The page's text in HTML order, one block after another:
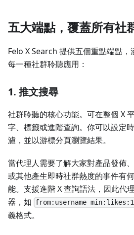
五大端點，覆蓋所有社
Felo X Search 提供五個重點端點
每一種社群聆聽應用：
1. 推文搜尋
社群聆聽的核心功能。可在整個 X
字、標籤或進階查詢。你可以設定
濾，並以游標分頁瀏覽結果。
當代理人需要了解大家對產品發佈
或其他產生即時社群熱度的事件有
能。支援進階 X 查詢語法，因此代
器，如 from:username
義格式。